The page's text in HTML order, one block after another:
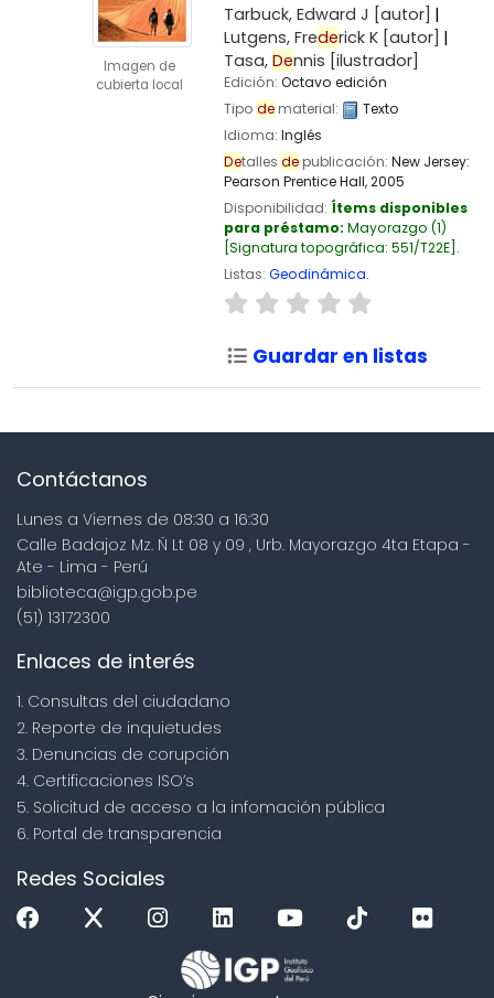
Imagen de
cubierta local
Tarbuck, Edward J [autor]
Lutgens, Frederick K[autor]
Tasa, Dennis [ilustrador]
Edición: Octavo edición
Tipo dematerial:
Texto
Idioma: Inglés
Detalles depublicación: New Jersey:
Pearson Prentice Hall,2005
Disponibilidad: Ítems disponibles
para préstamo: Mayorazgo (1)
Signatura topográfica: 551/T22E .
Listas: Geodinámica.
Guardar en listas
Contáctanos
Lunes a Viernes de 08:30 a 16:30
Calle Badajoz Mz. Ñ Lt 08 y 09 , Urb. Mayorazgo 4ta Etapa -
Ate - Lima - Perú
biblioteca@igp.gob.pe
(51) 13172300
Enlaces de interés
1. Consultas del ciudadano
2. Reporte de inquietudes
3. Denuncias de corupción
4. Certificaciones ISO’s
5. Solicitud de acceso a la infomación pública
6. Portal de transparencia
Redes Sociales